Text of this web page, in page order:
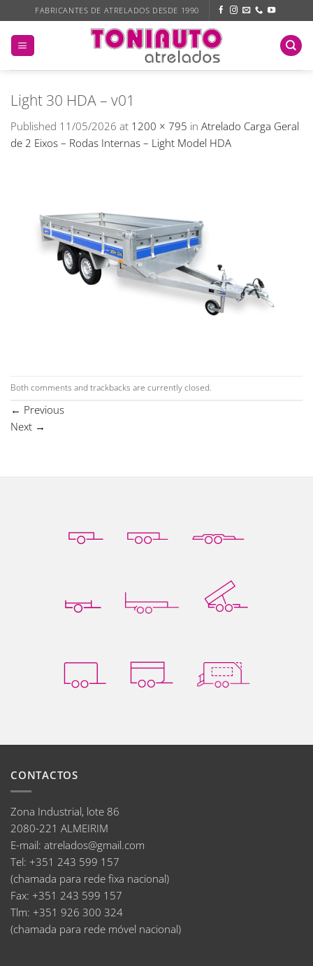
to
content
FABRICANTES DE ATRELADOS DESDE 1990
Light 30 HDA – v01
Published 11/05/2026 at 1200 × 795 in Atrelado Carga Geral
de 2 Eixos – Rodas Internas – Light Model HDA
Both comments and trackbacks are currently closed.
← Previous
Next →
CONTACTOS
Zona Industrial, lote 86
2080-221 ALMEIRIM
E-mail: atrelados@gmail.com
Tel: +351 243 599 157
(chamada para rede fixa nacional)
Fax: +351 243 599 157
Tlm: +351 926 300 324
(chamada para rede móvel nacional)